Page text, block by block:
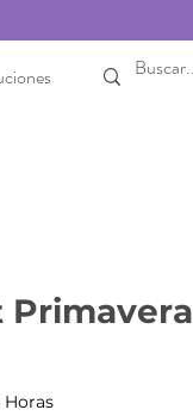
Primavera
Horas